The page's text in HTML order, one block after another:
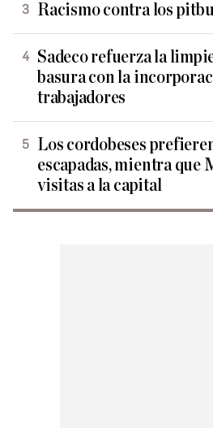
Racismo contra los
Sadeco refuerza la
basura con la
trabajadores
Los cordobeses
escapadas, mientra que
visitas a la capital